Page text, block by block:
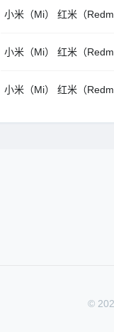
小米（Mi） 红米（
小米（Mi） 红米（
小米（Mi） 红米（
©